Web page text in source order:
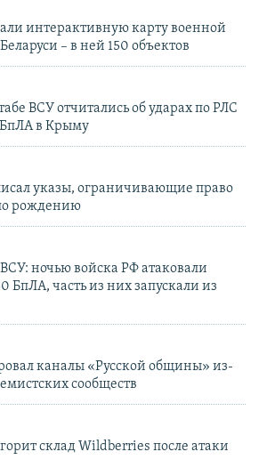
интерактивную карту военной
– в ней 150 объектов
ВСУ отчитались об ударах по РЛС
БпЛА в Крыму
указы, ограничивающие право
рождению
ночью войска РФ атаковали
БпЛА, часть из них запускали из
каналы «Русской общины» из-
сообществ
склад Wildberries после атаки